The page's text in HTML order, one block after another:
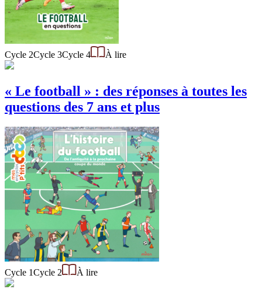
Cycle 2Cycle 3Cycle 4 À lire
« Le football » : des réponses à toutes les
questions des 7 ans et plus
Cycle 1Cycle 2 À lire